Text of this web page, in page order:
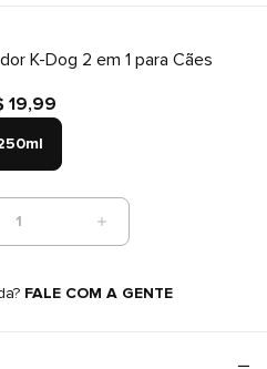
K-Dog 2 em 1 para Cães
19,99
1
FALE COM A GENTE